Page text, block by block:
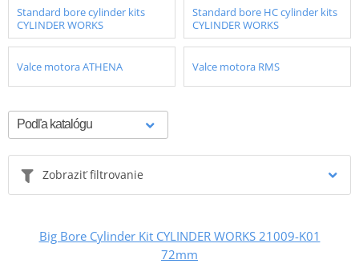
Standard bore cylinder kits
CYLINDER WORKS
Standard bore HC cylinder kits
CYLINDER WORKS
Valce motora ATHENA Valce motora RMS
Zobraziť filtrovanie
Big Bore Cylinder Kit CYLINDER WORKS 21009-K01
72mm